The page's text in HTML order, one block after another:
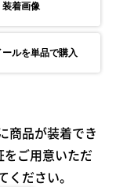
装着画像
ールを単品で購入
商品が装着でき
をご用意いただ
ださい。